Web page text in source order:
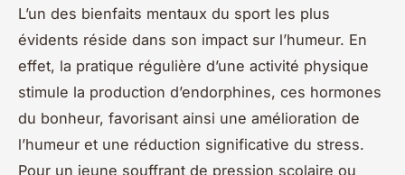
L’un des bienfaits mentaux du sport les plus
évidents réside dans son impact sur l’humeur. En
effet, la pratique régulière d’une activité physique
stimule la production d’endorphines, ces hormones
du bonheur, favorisant ainsi une amélioration de
l’humeur et une réduction significative du stress.
Pour un jeune souffrant de pression scolaire ou